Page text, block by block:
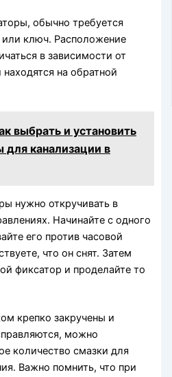
обычно требуется
или ключ. Расположение
в зависимости от
на обратной
выбрать и установить
для канализации в
нужно откручивать в
Начинайте с одного
его против часовой
что он снят. Затем
фиксатор и проделайте то
крепко закручены и
можно
количество смазки для
Важно помнить, что при